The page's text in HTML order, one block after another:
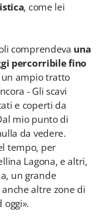
, come lei
comprendeva una
percorribile fino
ampio tratto
- Gli scavi
e coperti da
mio punto di
da vedere.
tempo, per
Lagona, e altri,
un grande
altre zone di